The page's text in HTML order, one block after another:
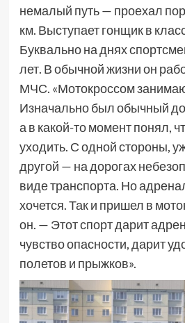
немалый путь — проехал
км. Выступает гонщик в
Буквально на днях
лет. В обычной жизни он
МЧС. «Мотокроссом
Изначально был обычный
а в какой-то момент понял,
уходить. С одной стороны,
другой — на дорогах
виде транспорта. Но
хочется. Так и пришел в
он. — Этот спорт дарит
чувство опасности, дарит
полетов и прыжков».